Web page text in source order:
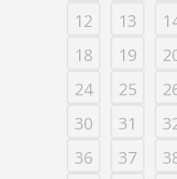
12 13
18
19
24
25
30
31
36
37